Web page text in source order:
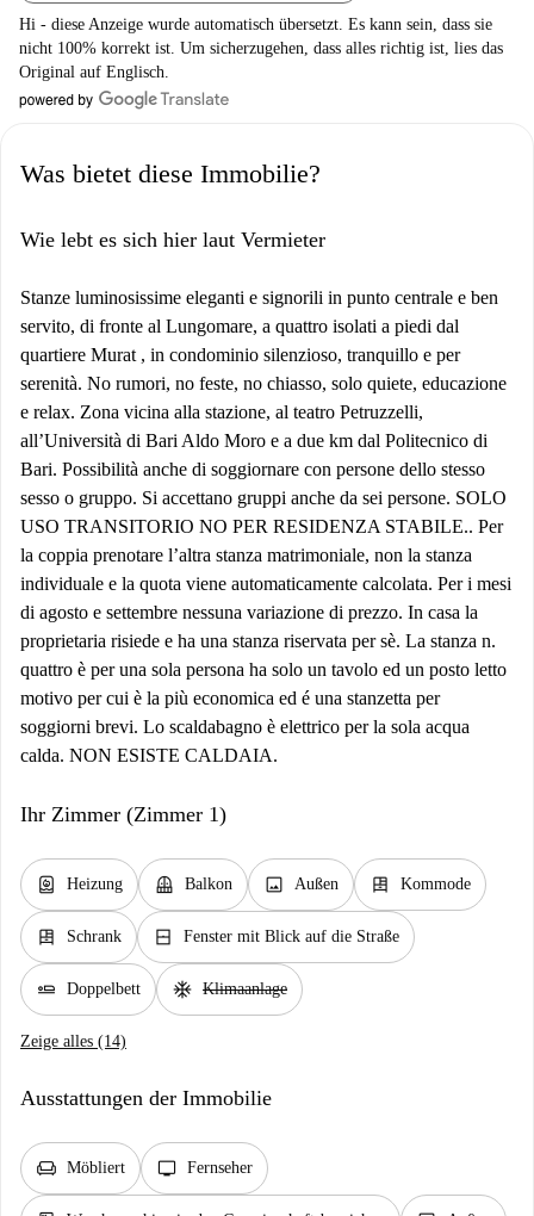
Hi - diese Anzeige wurde automatisch übersetzt. Es kann sein, dass sie
nicht 100% korrekt ist. Um sicherzugehen, dass alles richtig ist, lies das
Original auf Englisch.
Was bietet diese Immobilie?
Wie lebt es sich hier laut Vermieter
Stanze luminosissime eleganti e signorili in punto centrale e ben
servito, di fronte al Lungomare, a quattro isolati a piedi dal
quartiere Murat , in condominio silenzioso, tranquillo e per
serenità. No rumori, no feste, no chiasso, solo quiete, educazione
e relax. Zona vicina alla stazione, al teatro Petruzzelli,
all’Università di Bari Aldo Moro e a due km dal Politecnico di
Bari. Possibilità anche di soggiornare con persone dello stesso
sesso o gruppo. Si accettano gruppi anche da sei persone. SOLO
USO TRANSITORIO NO PER RESIDENZA STABILE.. Per
la coppia prenotare l’altra stanza matrimoniale, non la stanza
individuale e la quota viene automaticamente calcolata. Per i mesi
di agosto e settembre nessuna variazione di prezzo. In casa la
proprietaria risiede e ha una stanza riservata per sè. La stanza n.
quattro è per una sola persona ha solo un tavolo ed un posto letto
motivo per cui è la più economica ed é una stanzetta per
soggiorni brevi. Lo scaldabagno è elettrico per la sola acqua
calda. NON ESISTE CALDAIA.
Ihr Zimmer (Zimmer 1)
water_heater Heizung balcony Balkon image Außen dresser Kommode
dresser Schrank window_closed Fenster mit Blick auf die Straße
airline_seat_flat Doppelbett ac_unit Klimaanlage
Zeige alles (14)
Ausstattungen der Immobilie
chair Möbliert tv Fernseher